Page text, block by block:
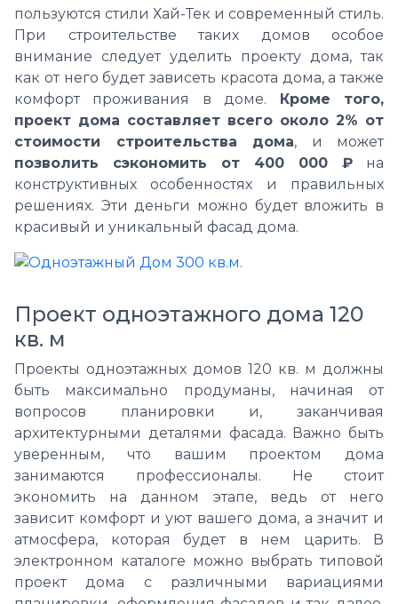
пользуются стили Хай-Тек и современный стиль.
При строительстве таких домов особое
внимание следует уделить проекту дома, так
как от него будет зависеть красота дома, а также
комфорт проживания в доме. Кроме того,
проект дома составляет всего около 2% от
стоимости строительства дома, и может
позволить сэкономить от 400 000 ₽ на
конструктивных особенностях и правильных
решениях. Эти деньги можно будет вложить в
красивый и уникальный фасад дома.
Проект одноэтажного дома 120
кв. м
Проекты одноэтажных домов 120 кв. м должны
быть максимально продуманы, начиная от
вопросов планировки и, заканчивая
архитектурными деталями фасада. Важно быть
уверенным, что вашим проектом дома
занимаются профессионалы. Не стоит
экономить на данном этапе, ведь от него
зависит комфорт и уют вашего дома, а значит и
атмосфера, которая будет в нем царить. В
электронном каталоге можно выбрать типовой
проект дома с различными вариациями